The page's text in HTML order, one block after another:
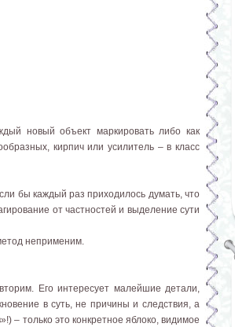
новый объект маркировать либо как
кирпич или усилитель – в класс
бы каждый раз приходилось думать, что
от частностей и выделение сути
неприменим.
Его интересует малейшие детали,
в суть, не причины и следствия, а
только это конкретное яблоко, видимое